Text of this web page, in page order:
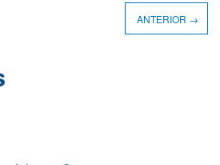
ANTERIOR →